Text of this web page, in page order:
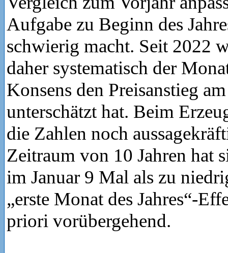
Aufgabe zu Beginn des
schwierig macht. Seit 2022
daher systematisch der
Konsens den Preisanstieg
unterschätzt hat. Beim
die Zahlen noch
Zeitraum von 10 Jahren hat
im Januar 9 Mal als zu
„erste Monat des Jahres“-
priori vorübergehend.